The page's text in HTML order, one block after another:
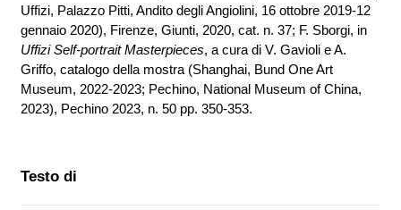
Uffizi, Palazzo Pitti, Andito degli Angiolini, 16 ottobre 2019-12
gennaio 2020), Firenze, Giunti, 2020, cat. n. 37; F. Sborgi, in
Uffizi Self-portrait Masterpieces, a cura di V. Gavioli e A.
Griffo, catalogo della mostra (Shanghai, Bund One Art
Museum, 2022-2023; Pechino, National Museum of China,
2023), Pechino 2023, n. 50 pp. 350-353.
Testo di